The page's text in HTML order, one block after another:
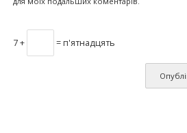
7 + = п'ятнадцять